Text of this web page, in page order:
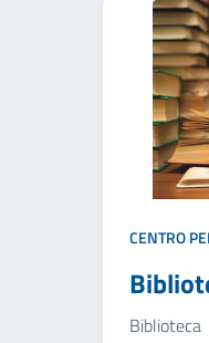
CENTRO
Biblioteca